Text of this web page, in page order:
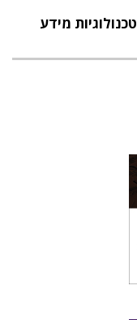
טכנולוגיות מידע